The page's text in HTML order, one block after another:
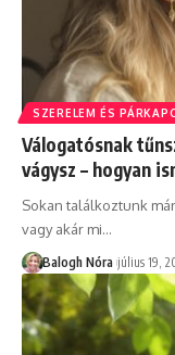
SZERELEM ÉS
Válogatósnak
vágysz – hogyan
Sokan találkoztunk
vagy akár mi…
Balogh Nóra július 19,